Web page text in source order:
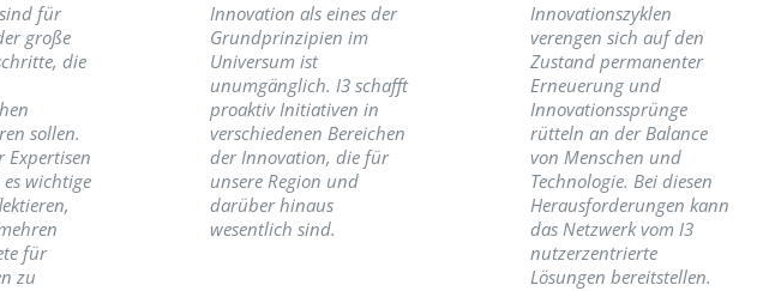
für
große
die
sollen.
Expertisen
wichtige
für
zu
Innovation als eines der
Grundprinzipien im
Universum ist
unumgänglich. I3 schafft
proaktiv Initiativen in
verschiedenen Bereichen
der Innovation, die für
unsere Region und
darüber hinaus
wesentlich sind.
Innovationszyklen
verengen sich auf den
Zustand permanenter
Erneuerung und
Innovationssprünge
rütteln an der Balance
von Menschen und
Technologie. Bei diesen
Herausforderungen kann
das Netzwerk vom I3
nutzerzentrierte
Lösungen bereitstellen.